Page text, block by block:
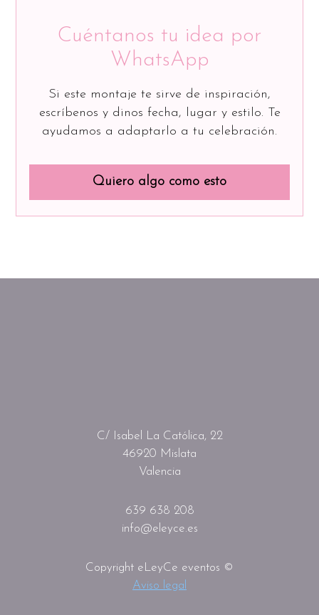
Cuéntanos tu idea por
WhatsApp
Si este montaje te sirve de inspiración,
escríbenos y dinos fecha, lugar y estilo. Te
ayudamos a adaptarlo a tu celebración.
Quiero algo como esto
C/ Isabel La Católica, 22
46920 Mislata
Valencia
639 638 208
info@eleyce.es
Copyright eLeyCe eventos ©
Aviso legal